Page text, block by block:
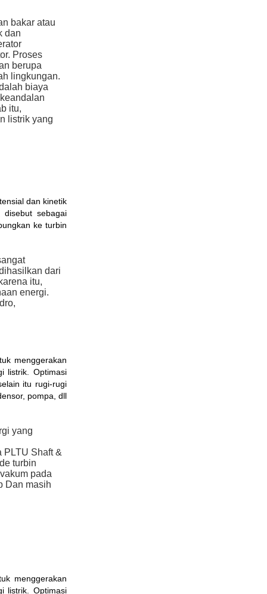
bakar atau
dan
Proses
berupa
lingkungan.
biaya
itu,
listrik yang
dan kinetik
sebagai
ke turbin
dari
itu,
energi.
menggerakan
listrik. Optimasi
itu rugi-rugi
pompa, dll
yang
PLTU Shaft &
turbin
pada
Dan masih
menggerakan
listrik. Optimasi